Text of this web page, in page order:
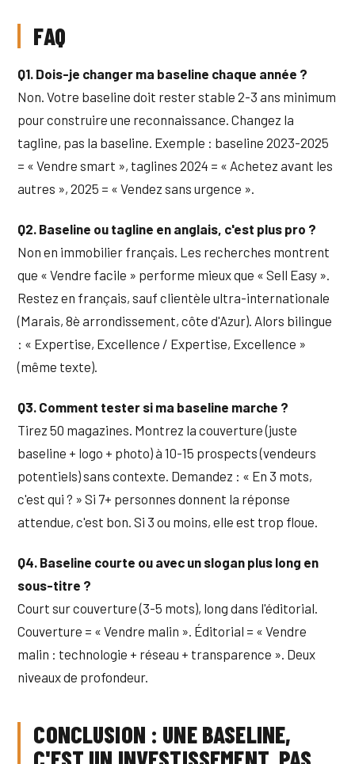
FAQ
Q1. Dois-je changer ma baseline chaque année ?
Non. Votre baseline doit rester stable 2-3 ans minimum
pour construire une reconnaissance. Changez la
tagline, pas la baseline. Exemple : baseline 2023-2025
= « Vendre smart », taglines 2024 = « Achetez avant les
autres », 2025 = « Vendez sans urgence ».
Q2. Baseline ou tagline en anglais, c'est plus pro ?
Non en immobilier français. Les recherches montrent
que « Vendre facile » performe mieux que « Sell Easy ».
Restez en français, sauf clientèle ultra-internationale
(Marais, 8è arrondissement, côte d'Azur). Alors bilingue
: « Expertise, Excellence / Expertise, Excellence »
(même texte).
Q3. Comment tester si ma baseline marche ?
Tirez 50 magazines. Montrez la couverture (juste
baseline + logo + photo) à 10-15 prospects (vendeurs
potentiels) sans contexte. Demandez : « En 3 mots,
c'est qui ? » Si 7+ personnes donnent la réponse
attendue, c'est bon. Si 3 ou moins, elle est trop floue.
Q4. Baseline courte ou avec un slogan plus long en
sous-titre ?
Court sur couverture (3-5 mots), long dans l'éditorial.
Couverture = « Vendre malin ». Éditorial = « Vendre
malin : technologie + réseau + transparence ». Deux
niveaux de profondeur.
CONCLUSION : UNE BASELINE,